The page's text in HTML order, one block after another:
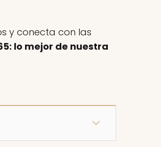
y conecta con las
lo mejor de nuestra